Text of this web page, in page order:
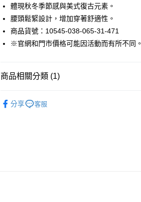
Google Pay
貨到付款
付款後全家取貨
付款後7-11取貨
體現秋冬季節感與美式復古元素。
腰頭鬆緊設計，增加穿著舒適性。
商品貨號：10545-038-065-31-471
※官網和門市價格可能因活動而有所不同。
商品相關分類 (1)
分享
客服